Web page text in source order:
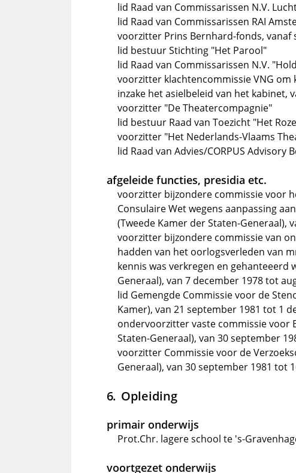
lid Raad van Commissarissen N.V.
lid Raad van Commissarissen RAI
voorzitter Prins Bernhard-fonds, vanaf
lid bestuur Stichting "Het Parool"
lid Raad van Commissarissen N.V.
voorzitter klachtencommissie VNG
inzake het asielbeleid van het kabinet,
voorzitter "De Theatercompagnie"
lid bestuur Raad van Toezicht "Het
voorzitter "Het Nederlands-Vlaams
lid Raad van Advies/CORPUS Advisory
afgeleide functies, presidia etc.
voorzitter bijzondere commissie voor
Consulaire Wet wegens aanpassing
(Tweede Kamer der Staten-Generaal),
voorzitter bijzondere commissie van
hadden van het oorlogsverleden van
kennis was verkregen en gehanteeerd
Generaal), van 7 december 1978 tot
lid Gemengde Commissie voor de
Kamer), van 21 september 1981 tot 1
ondervoorzitter vaste commissie voor
Staten-Generaal), van 30 september
voorzitter Commissie voor de
Generaal), van 30 september 1981 tot
Opleiding
primair onderwijs
Prot.Chr. lagere school te 's-
voortgezet onderwijs